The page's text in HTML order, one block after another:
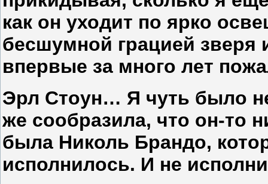
как он уходит по ярко
бесшумной грацией зверя
впервые за много лет
Эрл Стоун… Я чуть было
же сообразила, что он-то
была Николь Брандо,
исполнилось. И не